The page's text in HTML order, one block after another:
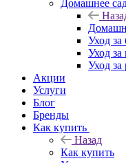
Домашнее
Уход
Уход
Уход за
Акции
Услуги
Блог
Бренды
Как купить
Назад
Как купить